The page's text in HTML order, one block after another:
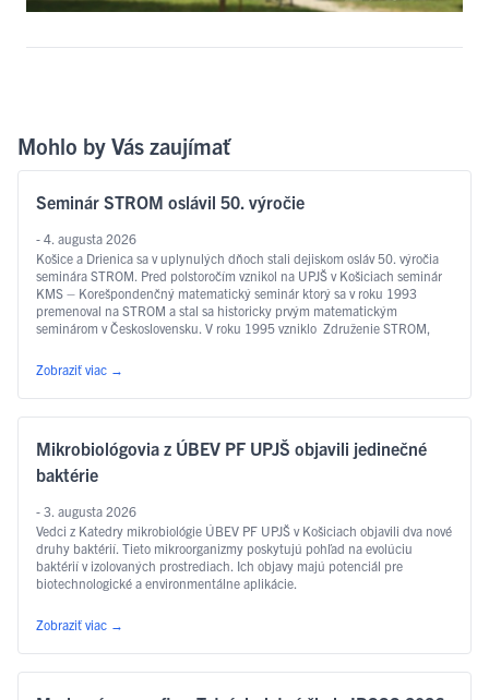
Mohlo by Vás zaujímať
Seminár STROM oslávil 50. výročie
- 4. augusta 2026
Košice a Drienica sa v uplynulých dňoch stali dejiskom osláv 50. výročia
seminára STROM. Pred polstoročím vznikol na UPJŠ v Košiciach seminár
KMS – Korešpondenčný matematický seminár ktorý sa v roku 1993
premenoval na STROM a stal sa historicky prvým matematickým
seminárom v Československu. V roku 1995 vzniklo Združenie STROM,
Zobraziť viac
→
Mikrobiológovia z ÚBEV PF UPJŠ objavili jedinečné
baktérie
- 3. augusta 2026
Vedci z Katedry mikrobiológie ÚBEV PF UPJŠ v Košiciach objavili dva nové
druhy baktérií. Tieto mikroorganizmy poskytujú pohľad na evolúciu
baktérií v izolovaných prostrediach. Ich objavy majú potenciál pre
biotechnologické a environmentálne aplikácie.
Zobraziť viac →